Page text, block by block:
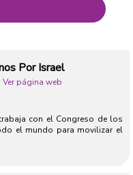
Por Israel
Ver página web
con el Congreso de los
el mundo para movilizar el